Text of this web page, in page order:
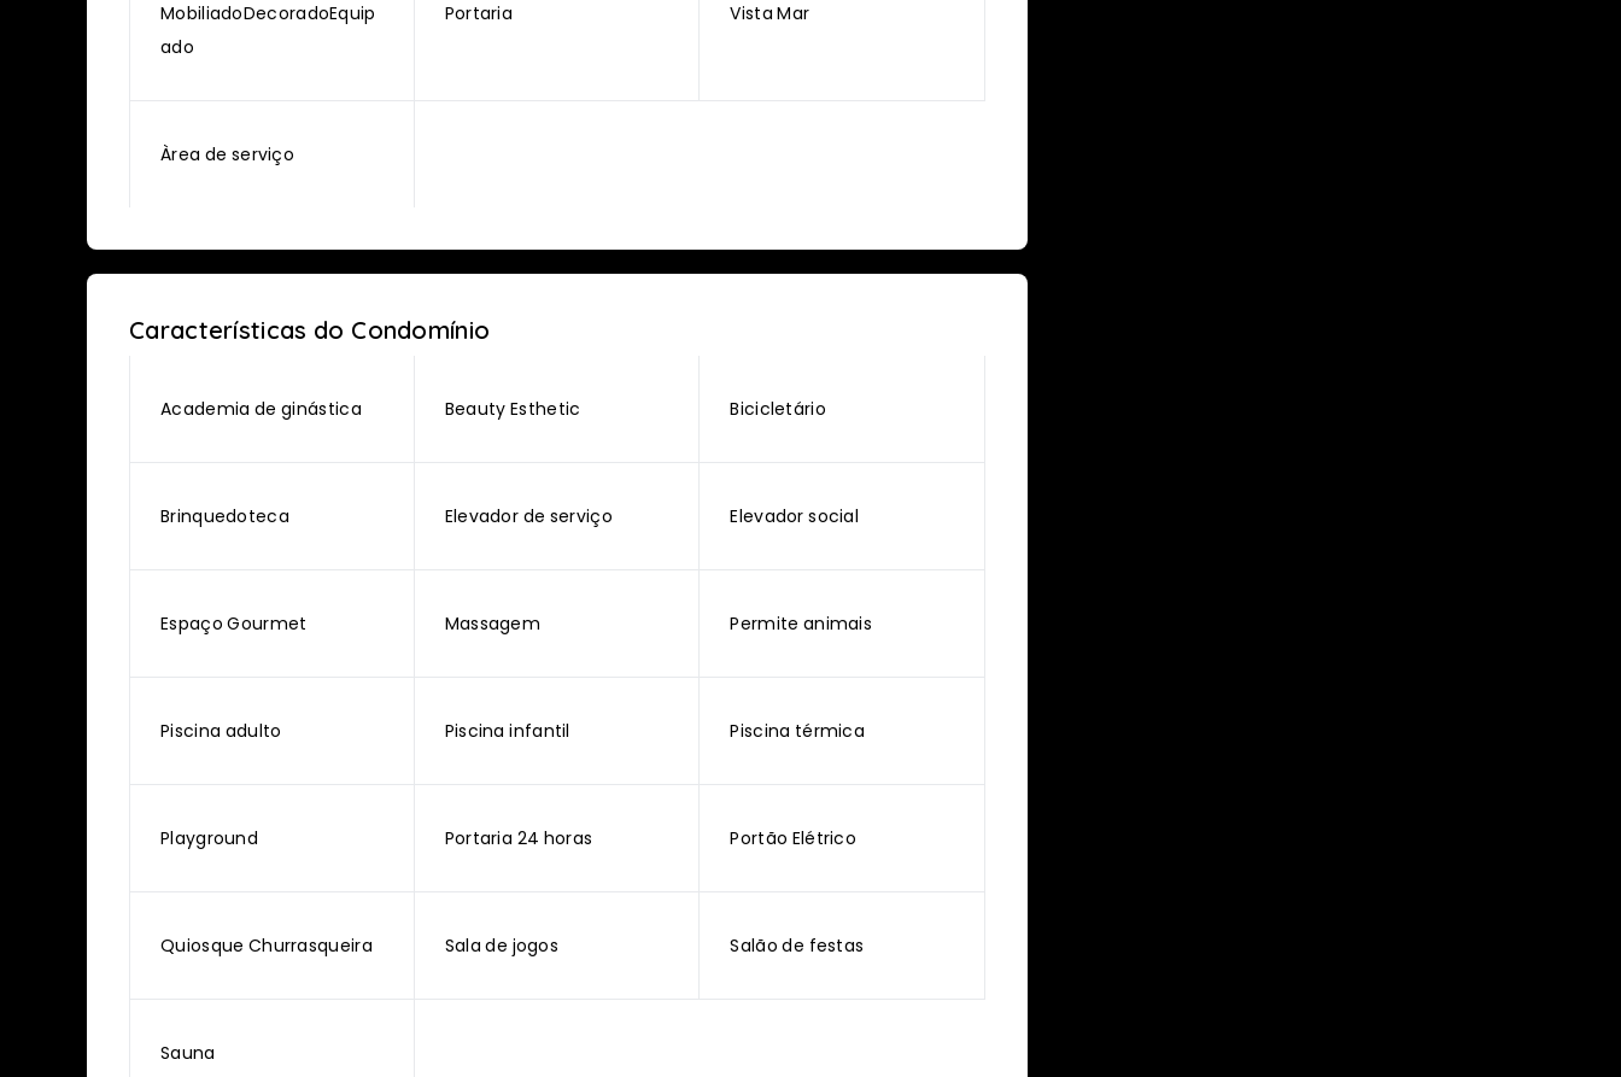
MobiliadoDecoradoEquip
ado
Portaria Vista Mar
Àrea de serviço
Características do Condomínio
Academia de ginástica Beauty Esthetic Bicicletário
Brinquedoteca Elevador de serviço Elevador social
Espaço Gourmet Massagem Permite animais
Piscina adulto Piscina infantil Piscina térmica
Playground Portaria 24 horas Portão Elétrico
Quiosque Churrasqueira Sala de jogos Salão de festas
Sauna